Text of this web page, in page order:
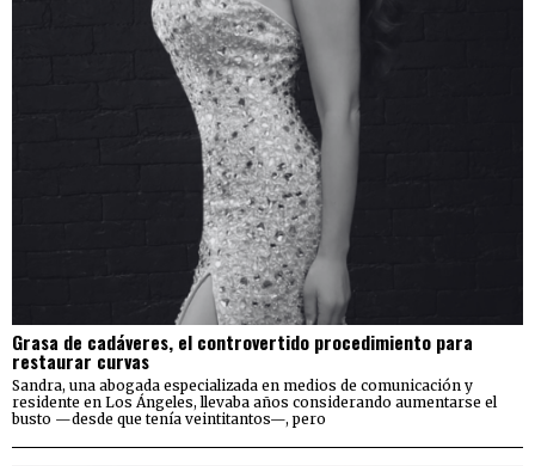
Grasa de cadáveres, el controvertido procedimiento para
restaurar curvas
Sandra, una abogada especializada en medios de comunicación y
residente en Los Ángeles, llevaba años considerando aumentarse el
busto —desde que tenía veintitantos—, pero